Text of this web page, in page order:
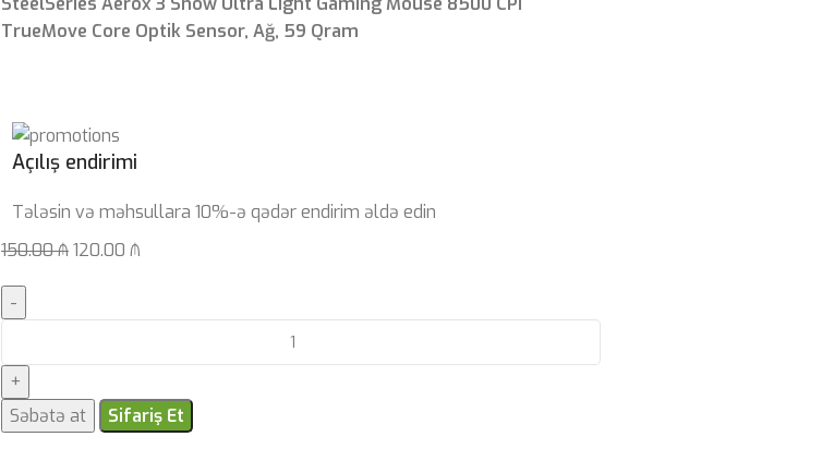
TrueMove Core Optik Sensor, Ağ, 59 Qram
Açılış endirimi
Tələsin və məhsullara 10%-ə qədər endirim əldə edin
150.00₼120.00 ₼
Səbətə at Sifariş Et